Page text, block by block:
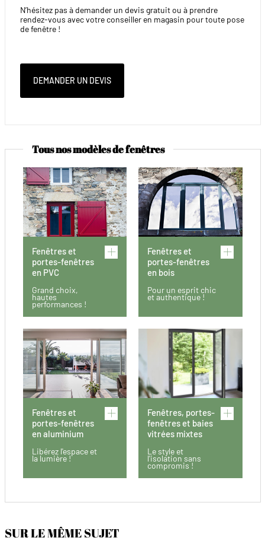
N’hésitez pas à demander un devis gratuit ou à prendre
rendez-vous avec votre conseiller en magasin pour toute pose
de fenêtre !
DEMANDER UN DEVIS
Tous nos modèles de fenêtres
Fenêtres et
portes-fenêtres
en PVC
Grand choix,
hautes
performances !
Fenêtres et
portes-fenêtres
en bois
Pour un esprit chic
et authentique !
Fenêtres et
portes-fenêtres
en aluminium
Libérez l'espace et
la lumière !
Fenêtres, portes-
fenêtres et baies
vitrées mixtes
Le style et
l'isolation sans
compromis !
SUR LE MÊME SUJET